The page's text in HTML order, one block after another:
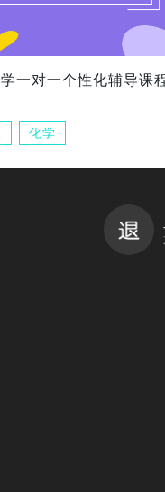
一对一个性化辅导课
化学